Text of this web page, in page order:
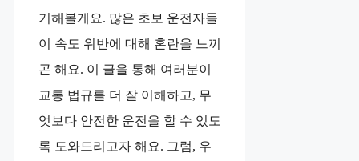
기해볼게요. 많은 초보 운전자들
이 속도 위반에 대해 혼란을 느끼
곤 해요. 이 글을 통해 여러분이
교통 법규를 더 잘 이해하고, 무
엇보다 안전한 운전을 할 수 있도
록 도와드리고자 해요. 그럼, 우